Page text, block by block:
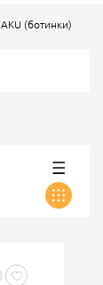
AKU (ботинки)